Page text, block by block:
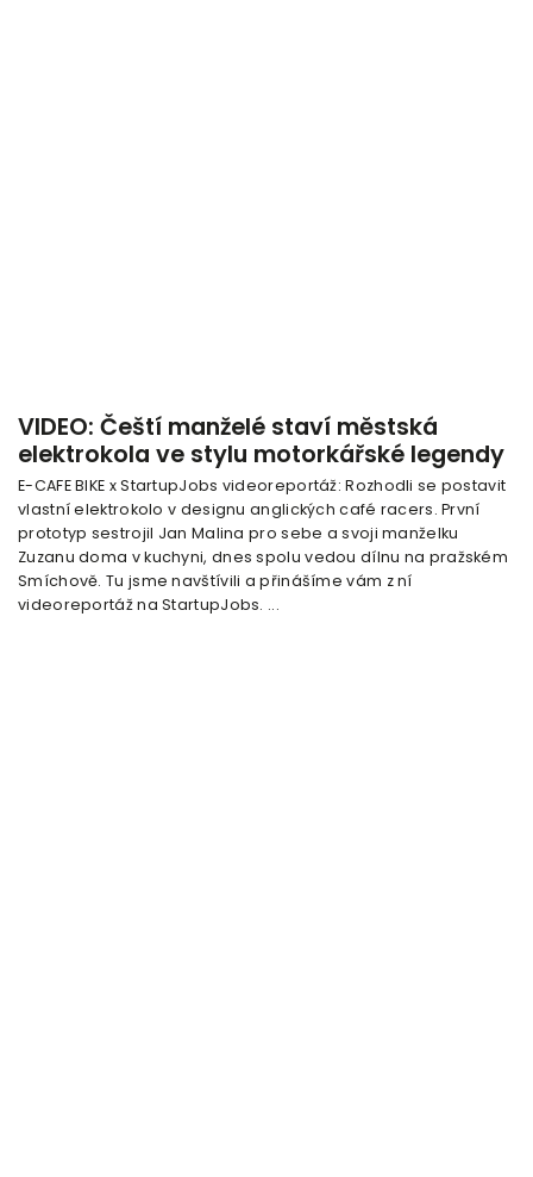
VIDEO: Čeští manželé staví městská
elektrokola ve stylu motorkářské legendy
E-CAFE BIKE x StartupJobs videoreportáž: Rozhodli se postavit
vlastní elektrokolo v designu anglických café racers. První
prototyp sestrojil Jan Malina pro sebe a svoji manželku
Zuzanu doma v kuchyni, dnes spolu vedou dílnu na pražském
Smíchově. Tu jsme navštívili a přinášíme vám z ní
videoreportáž na StartupJobs. ...